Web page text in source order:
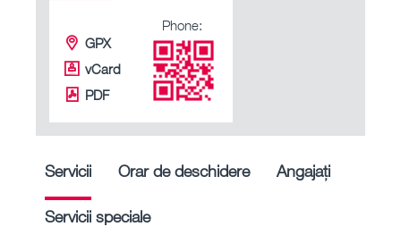
GPX
vCard
PDF
Phone:
Servicii Orar de deschidere Angajați
Servicii speciale